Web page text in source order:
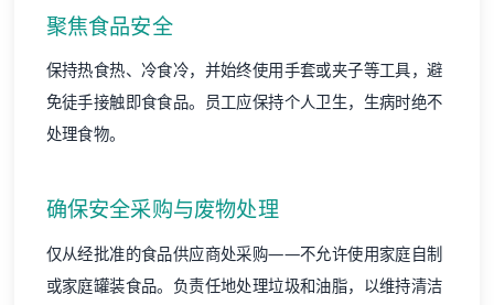
聚焦食品安全
保持热食热、冷食冷，并始终使用手套或夹子等工具，避
免徒手接触即食食品。员工应保持个人卫生，生病时绝不
处理食物。
确保安全采购与废物处理
仅从经批准的食品供应商处采购——不允许使用家庭自制
或家庭罐装食品。负责任地处理垃圾和油脂，以维持清洁